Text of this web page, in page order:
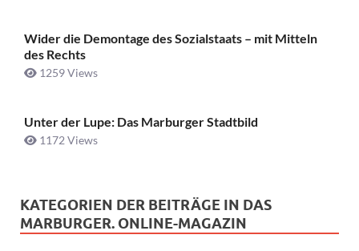
Wider die Demontage des Sozialstaats – mit Mitteln
des Rechts
1259 Views
Unter der Lupe: Das Marburger Stadtbild
1172 Views
KATEGORIEN DER BEITRÄGE IN DAS
MARBURGER. ONLINE-MAGAZIN